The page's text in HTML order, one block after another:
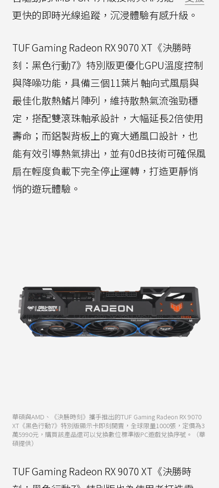
更快的即時光線追蹤，沉浸體驗有感升級。
TUF Gaming Radeon RX 9070 XT《決勝時
刻：黑色行動7》特別版更優化GPU溫度控制
與降噪功能，具備三個11葉片軸向式風扇與
最佳化散熱鰭片陣列，維持散熱氣流強勁穩
定，搭配雙滾珠軸承設計，大幅延長2倍使用
壽命；而鋁製背板上的寬大通風口設計，也
能有效引導熱氣排出，並有0dB技術可確保風
扇在輕度負載下完全停止運轉，打造更靜悄
悄的遊玩體驗。
華碩與AMD、《決勝時刻》攜手推出的TUF Gaming Radeon RX 9070
XT《黑色行動7》特別版顯示卡即刻開賣，全球限量1000張，定價為3
萬5990元，購買該產品還可以兌換數位標準版PC遊戲兌換序號。（華
碩提供）
TUF Gaming Radeon RX 9070 XT《決勝時